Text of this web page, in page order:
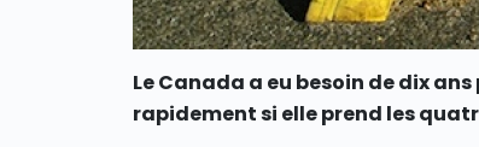
Le Canada a eu besoin de dix
rapidement si elle prend les